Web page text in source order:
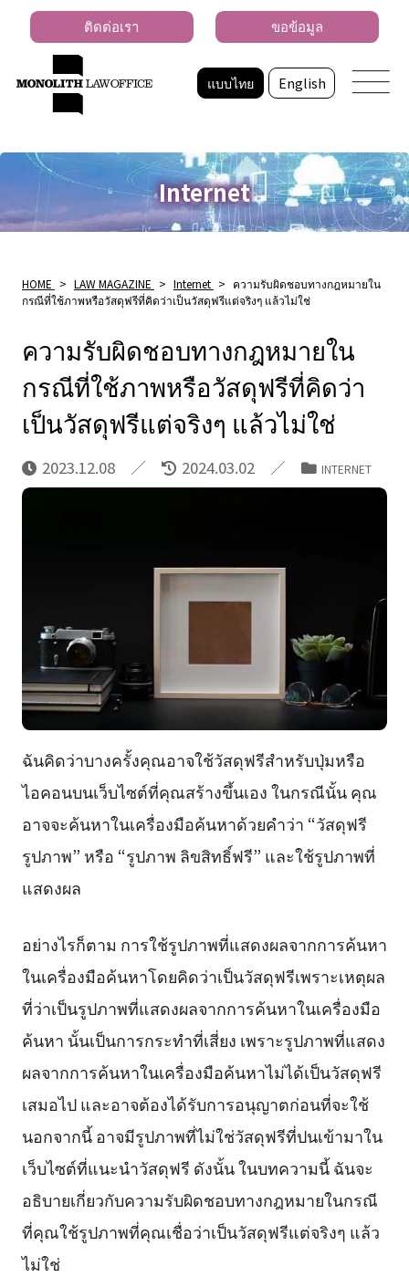
แบบไทย English
ติดต่อเรา ขอข้อมูล
Internet
HOME > LAW MAGAZINE > Internet > ความรับผิดชอบทางกฎหมายใน
กรณีที่ใช้ภาพหรือวัสดุฟรีที่คิดว่าเป็นวัสดุฟรีแต่จริงๆ แล้วไม่ใช่
ความรับผิดชอบทางกฎหมายใน
กรณีที่ใช้ภาพหรือวัสดุฟรีที่คิดว่า
เป็นวัสดุฟรีแต่จริงๆ แล้วไม่ใช่
2023.12.08 2024.03.02 INTERNET
ฉันคิดว่าบางครั้งคุณอาจใช้วัสดุฟรีสำหรับปุ่มหรือ
ไอคอนบนเว็บไซต์ที่คุณสร้างขึ้นเอง ในกรณีนั้น คุณ
อาจจะค้นหาในเครื่องมือค้นหาด้วยคำว่า “วัสดุฟรี
รูปภาพ” หรือ “รูปภาพ ลิขสิทธิ์ฟรี” และใช้รูปภาพที่
แสดงผล
อย่างไรก็ตาม การใช้รูปภาพที่แสดงผลจากการค้นหา
ในเครื่องมือค้นหาโดยคิดว่าเป็นวัสดุฟรีเพราะเหตุผล
ที่ว่าเป็นรูปภาพที่แสดงผลจากการค้นหาในเครื่องมือ
ค้นหา นั้นเป็นการกระทำที่เสี่ยง เพราะรูปภาพที่แสดง
ผลจากการค้นหาในเครื่องมือค้นหาไม่ได้เป็นวัสดุฟรี
เสมอไป และอาจต้องได้รับการอนุญาตก่อนที่จะใช้
นอกจากนี้ อาจมีรูปภาพที่ไม่ใช่วัสดุฟรีที่ปนเข้ามาใน
เว็บไซต์ที่แนะนำวัสดุฟรี ดังนั้น ในบทความนี้ ฉันจะ
อธิบายเกี่ยวกับความรับผิดชอบทางกฎหมายในกรณี
ที่คุณใช้รูปภาพที่คุณเชื่อว่าเป็นวัสดุฟรีแต่จริงๆ แล้ว
ไม่ใช่